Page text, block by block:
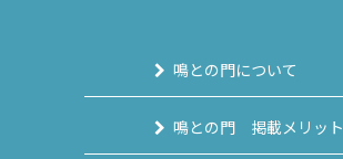
鳴との門について
鳴との門 掲載メリット